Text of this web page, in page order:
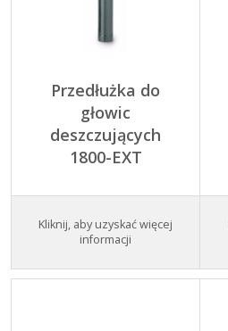
Przedłużka do
głowic
deszczujących
1800-EXT
Kliknij, aby uzyskać więcej
informacji